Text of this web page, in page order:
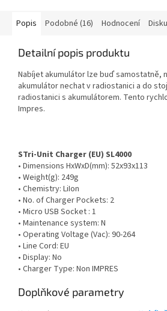
Popis Podobné (16) Hodnocení
Detailní popis produktu
Nabíjet akumulátor lze buď samostatně,
akumulátor nechat v radiostanici a do
radiostanici s akumulátorem. Tento
Impres.
STri-Unit Charger (EU) SL4000
• Dimensions HxWxD(mm): 52x93x113
• Weight(g): 249g
• Chemistry: LiIon
• No. of Charger Pockets: 2
• Micro USB Socket : 1
• Maintenance system: N
• Operating Voltage (Vac): 90-264
• Line Cord: EU
• Display: No
• Charger Type: Non IMPRES
Doplňkové parametry